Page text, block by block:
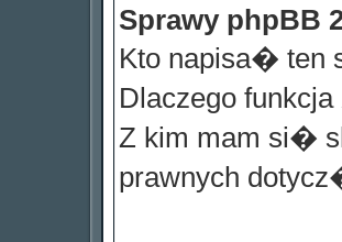
Sprawy phpBB
Kto napisa� ten
Dlaczego
Z kim mam si�
prawnych